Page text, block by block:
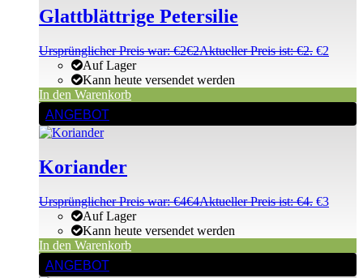
Glattblättrige Petersilie
Ursprünglicher Preis war: €2€2Aktueller Preis ist: €2. €2
Auf Lager
Kann heute versendet werden
In den Warenkorb
ANGEBOT
Koriander
Ursprünglicher Preis war: €4€4Aktueller Preis ist: €4. €3
Auf Lager
Kann heute versendet werden
In den Warenkorb
ANGEBOT